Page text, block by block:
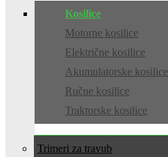
Kosilice
Motorne kosilice
Električne kosilice
Akumulatorske kosilice
Ručne kosilice
Traktorske kosilice
Trimeri za travu